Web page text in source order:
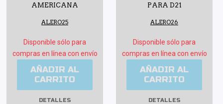
AMERICANA
ALERO25
Disponible sólo para
compras en línea con envío
AÑADIR AL
CARRITO
DETALLES
PARA D21
ALERO26
Disponible sólo para
compras en línea con envío
AÑADIR AL
CARRITO
DETALLES